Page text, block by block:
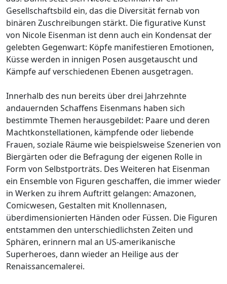
Gesellschaftsbild ein, das die Diversität fernab von
binären Zuschreibungen stärkt. Die figurative Kunst
von Nicole Eisenman ist denn auch ein Kondensat der
gelebten Gegenwart: Köpfe manifestieren Emotionen,
Küsse werden in innigen Posen ausgetauscht und
Kämpfe auf verschiedenen Ebenen ausgetragen.
Innerhalb des nun bereits über drei Jahrzehnte
andauernden Schaffens Eisenmans haben sich
bestimmte Themen herausgebildet: Paare und deren
Machtkonstellationen, kämpfende oder liebende
Frauen, soziale Räume wie beispielsweise Szenerien von
Biergärten oder die Befragung der eigenen Rolle in
Form von Selbstporträts. Des Weiteren hat Eisenman
ein Ensemble von Figuren geschaffen, die immer wieder
in Werken zu ihrem Auftritt gelangen: Amazonen,
Comicwesen, Gestalten mit Knollennasen,
überdimensionierten Händen oder Füssen. Die Figuren
entstammen den unterschiedlichsten Zeiten und
Sphären, erinnern mal an US-amerikanische
Superheroes, dann wieder an Heilige aus der
Renaissancemalerei.